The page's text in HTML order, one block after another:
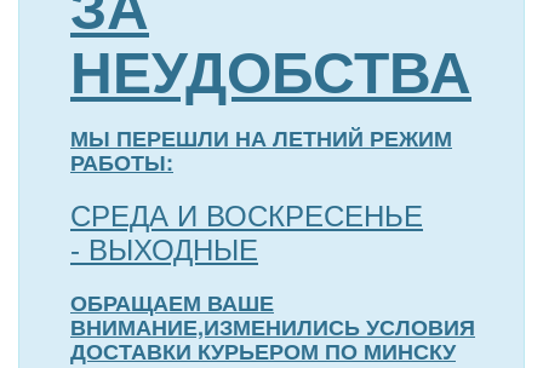
НЕУДОБСТВА
МЫ ПЕРЕШЛИ НА ЛЕТНИЙ РЕЖИМ
РАБОТЫ:
СРЕДА И ВОСКРЕСЕНЬЕ
- ВЫХОДНЫЕ
ОБРАЩАЕМ ВАШЕ
ВНИМАНИЕ,ИЗМЕНИЛИСЬ УСЛОВИЯ
ДОСТАВКИ КУРЬЕРОМ ПО МИНСКУ